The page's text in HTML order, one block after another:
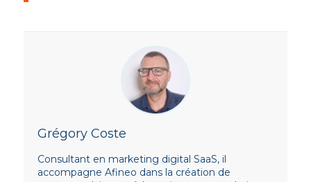
Grégory Coste
Consultant en marketing digital SaaS, il
accompagne Afineo dans la création de